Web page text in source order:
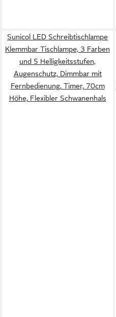
Sunicol LED Schreibtischlampe
Klemmbar Tischlampe, 3 Farben
und 5 Helligkeitsstufen,
Augenschutz, Dimmbar mit
Fernbedienung, Timer, 70cm
Höhe, Flexibler Schwanenhals